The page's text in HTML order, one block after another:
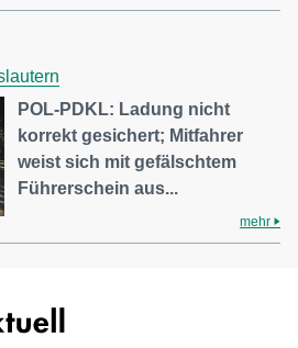
POL-PDKL: Ladung nicht
korrekt gesichert; Mitfahrer
weist sich mit gefälschtem
Führerschein aus...
mehr